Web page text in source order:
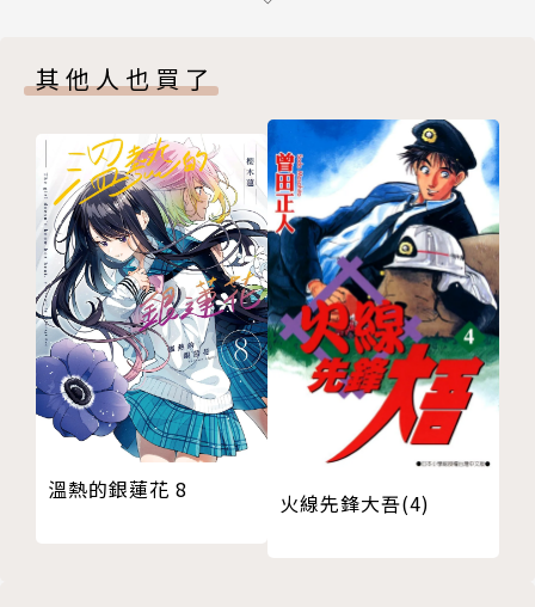
版權頁
其他人也買了
溫熱的銀蓮花 8 火線先鋒大吾(4)